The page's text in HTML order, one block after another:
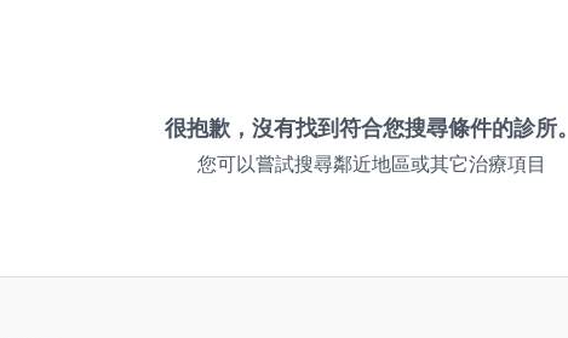
很抱歉，沒有找到符合您搜尋條件的診所。
您可以嘗試搜尋鄰近地區或其它治療項目